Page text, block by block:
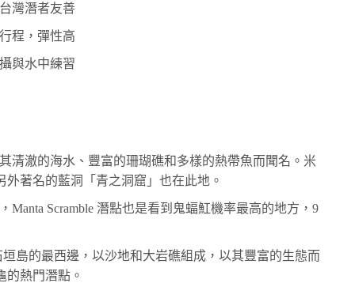
灣潛者友善
程，彈性高
與水中練習
清澈的海水、豐富的珊瑚礁和多樣的熱帶魚而聞名。米
著名的藍洞「青之洞窟」也在此地。
Manta Scramble 潛點也是看到鬼蝠魟機率最高的地方，9
島的最西邊，以沙地和大岩礁組成，以其豐富的生態而
的熱門潛點。